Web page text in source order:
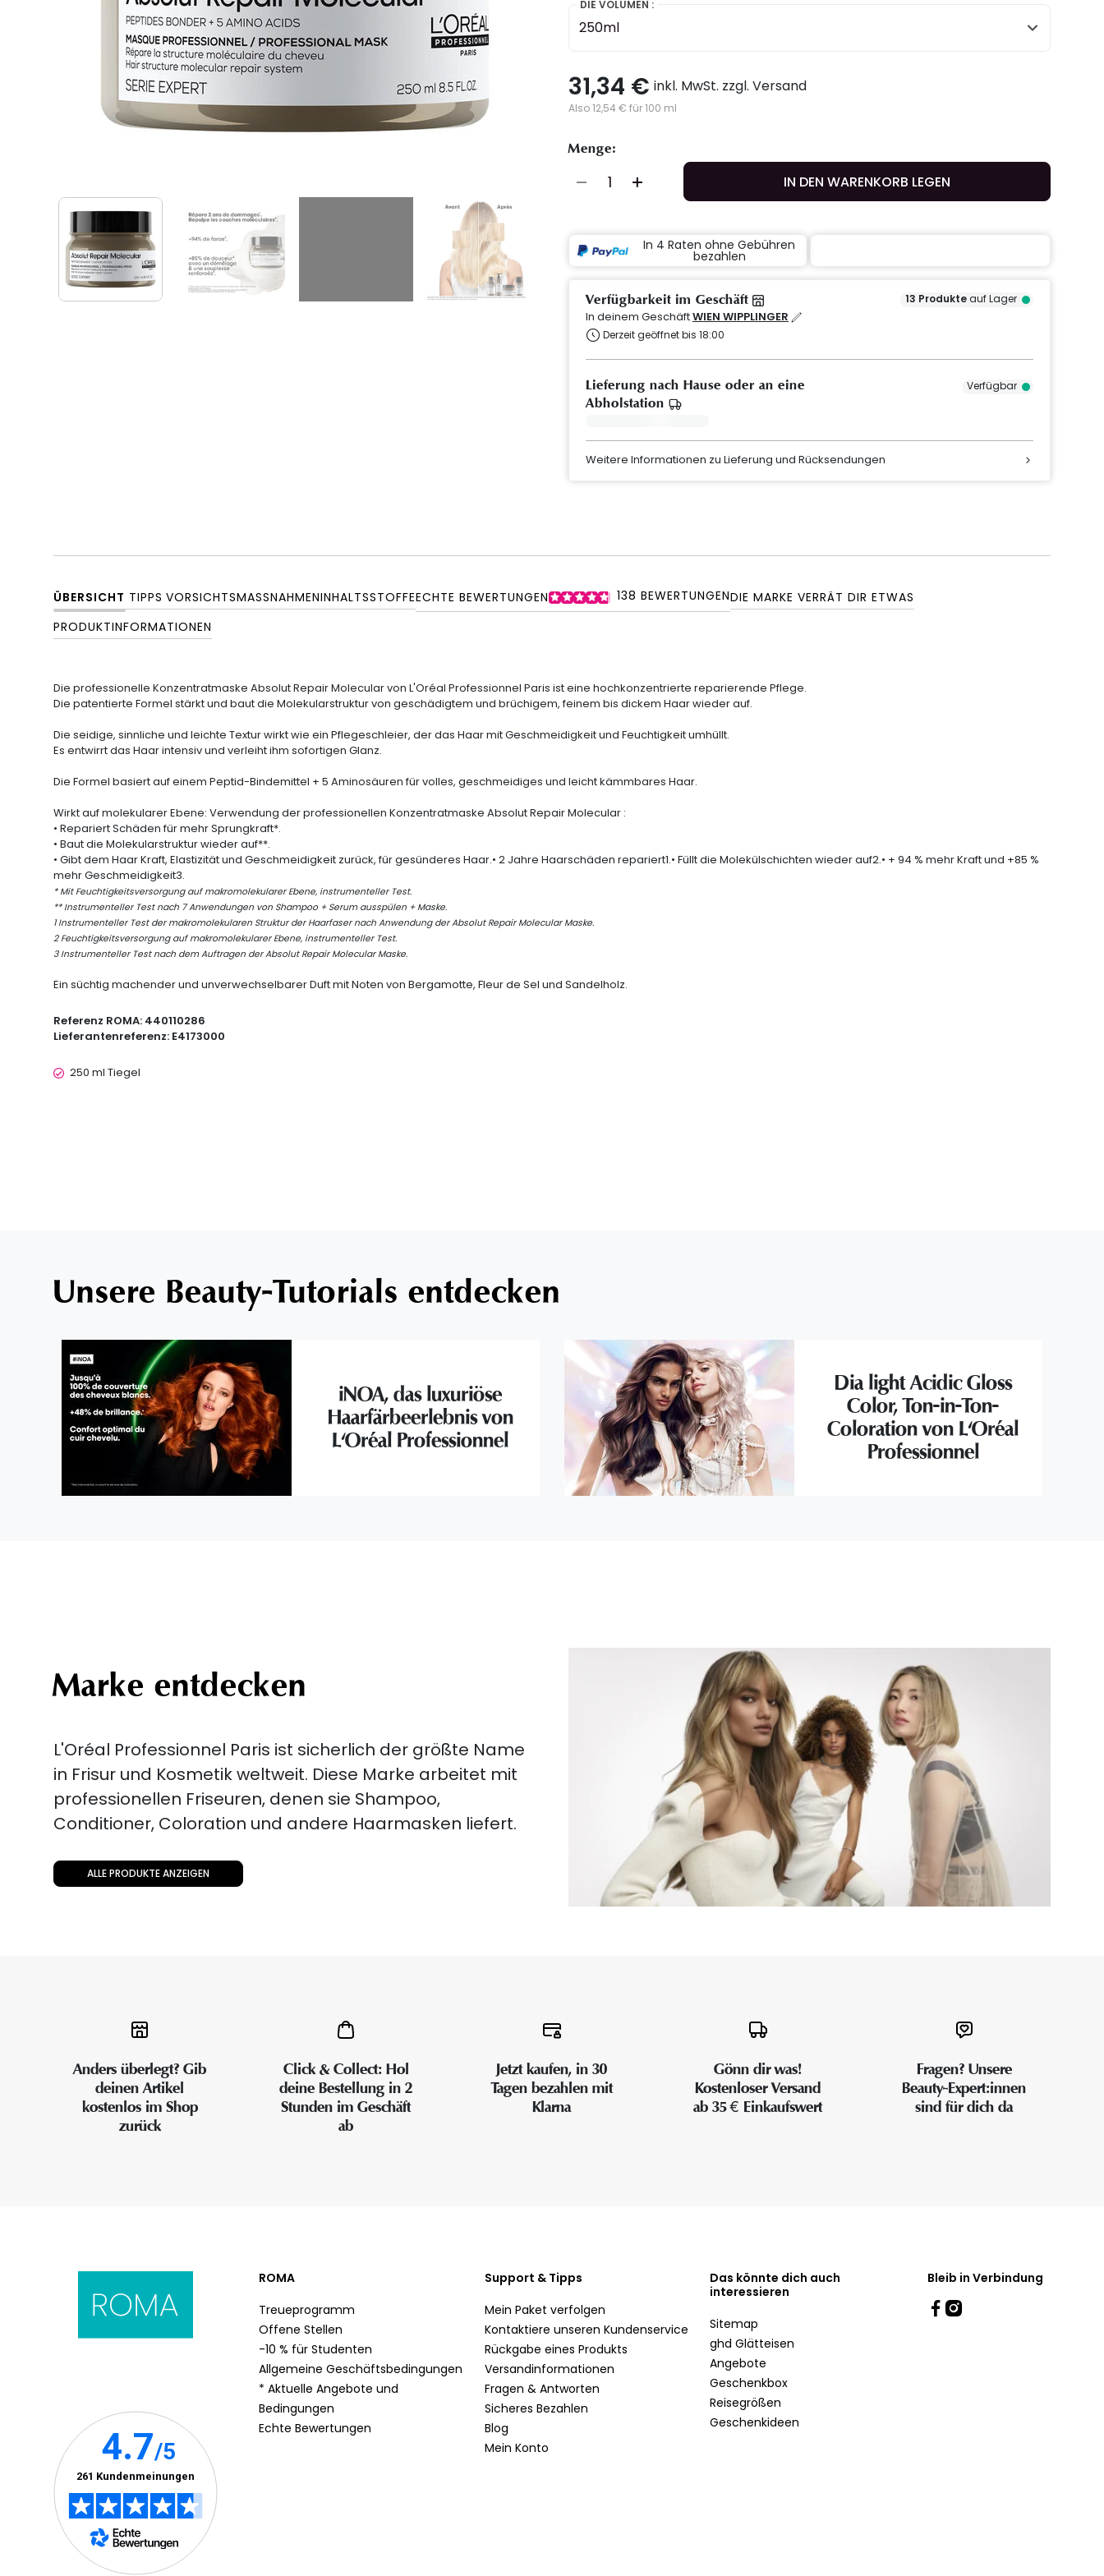
DIE VOLUMEN :
250ml
31,34 € inkl. MwSt. zzgl. Versand
Also 12,54 € für 100 ml
Menge:
IN DEN WARENKORB LEGEN
In 4 Raten ohne Gebühren
bezahlen
Verfügbarkeit im Geschäft 13 Produkteauf Lager
In deinem GeschäftWIEN WIPPLINGER
Derzeit geöffnet bis 18:00
Lieferung nach Hause oder an eine
Abholstation
Verfügbar
Weitere Informationen zu Lieferung und Rücksendungen
ÜBERSICHT TIPPS VORSICHTSMASSNAHMEN INHALTSSTOFFEECHTE BEWERTUNGEN 138 BEWERTUNGENDIE MARKE VERRÄT DIR ETWAS
PRODUKTINFORMATIONEN
Die professionelle Konzentratmaske Absolut Repair Molecularvon L'Oréal Professionnel Paris ist eine hochkonzentrierte reparierende Pflege.
Die patentierte Formel stärkt und baut die Molekularstruktur von geschädigtem und brüchigem,feinem bis dickem Haar wieder auf.
Die seidige, sinnliche und leichte Textur wirkt wie ein Pflegeschleier, der das Haar mit Geschmeidigkeit und Feuchtigkeit umhüllt.
Es entwirrt das Haar intensiv und verleiht ihm sofortigen Glanz.
Die Formel basiert auf einem Peptid-Bindemittel + 5 Aminosäuren für volles, geschmeidiges und leicht kämmbares Haar.
Wirkt auf molekularer Ebene: Verwendung derprofessionellen Konzentratmaske Absolut Repair Molecular :
• Repariert Schäden für mehr Sprungkraft*.
• Baut die Molekularstruktur wieder auf**.
• Gibt dem Haar Kraft, Elastizität und Geschmeidigkeit zurück, für gesünderes Haar.• 2 Jahre Haarschäden repariert1.• Füllt die Molekülschichten wieder auf2.• + 94 % mehr Kraft und +85 %
mehr Geschmeidigkeit3.
* Mit Feuchtigkeitsversorgung auf makromolekularer Ebene, instrumenteller Test.
** Instrumenteller Test nach 7 Anwendungen von Shampoo + Serum ausspülen + Maske.
1Instrumenteller Test der makromolekularen Struktur der Haarfaser nach Anwendung der Absolut Repair Molecular Maske.
2Feuchtigkeitsversorgung auf makromolekularer Ebene, instrumenteller Test.
3 Instrumenteller Test nach dem Auftragen der Absolut Repair Molecular Maske.
Ein süchtig machender und unverwechselbarer Duft mit Noten von Bergamotte, Fleur de Sel und Sandelholz.
Referenz ROMA: 440110286
Lieferantenreferenz: E4173000
250 ml Tiegel
Unsere Beauty-Tutorials entdecken
iNOA, das luxuriöse
Haarfärbeerlebnis von
L'Oréal Professionnel
Dia light Acidic Gloss
Color, Ton-in-Ton-
Coloration von L'Oréal
Professionnel
Marke entdecken
L'Oréal Professionnel Paris ist sicherlich der größte Name
in Frisur und Kosmetik weltweit. Diese Marke arbeitet mit
professionellen Friseuren, denen sie Shampoo,
Conditioner, Coloration und andere Haarmasken liefert.
ALLE PRODUKTE ANZEIGEN
Anders überlegt? Gib
deinen Artikel
kostenlos im Shop
zurück
Click & Collect: Hol
deine Bestellung in 2
Stunden im Geschäft
ab
Jetzt kaufen, in 30
Tagen bezahlen mit
Klarna
Gönn dir was!
Kostenloser Versand
ab 35 € Einkaufswert
Fragen? Unsere
Beauty-Expert:innen
sind für dich da
ROMA
Treueprogramm
Offene Stellen
-10 % für Studenten
Allgemeine Geschäftsbedingungen
* Aktuelle Angebote und
Bedingungen
Echte Bewertungen
Support & Tipps
Mein Paket verfolgen
Kontaktiere unseren Kundenservice
Rückgabe eines Produkts
Versandinformationen
Fragen & Antworten
Sicheres Bezahlen
Blog
Mein Konto
Das könnte dich auch
interessieren
Sitemap
ghd Glätteisen
Angebote
Geschenkbox
Reisegrößen
Geschenkideen
Bleib in Verbindung